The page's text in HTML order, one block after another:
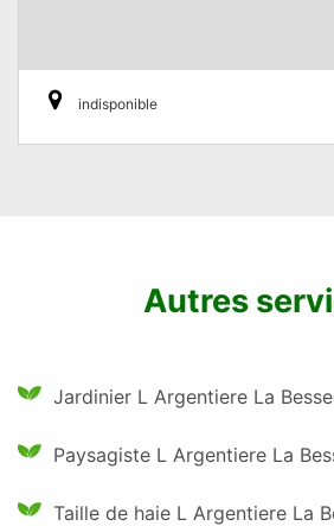
indisponible
Autres
Jardinier L Argentiere La
Paysagiste L Argentiere La
Taille de haie L Argentiere La